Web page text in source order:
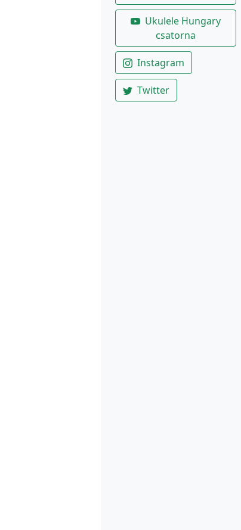
Ukulele Hungary
csatorna
Instagram
Twitter